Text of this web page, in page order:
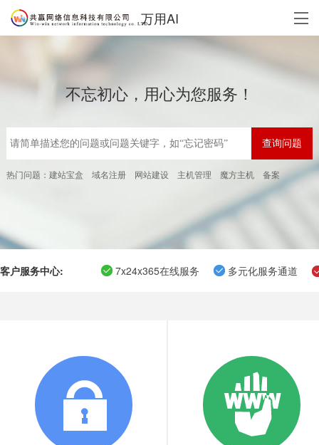
万用AI
不忘初心，用心为您服务！
热门问题： 建站宝盒 域名注册 网站建设 主机管理 魔方主机 备案
客户服务中心: 7x24x365在线服务 多元化服务通道